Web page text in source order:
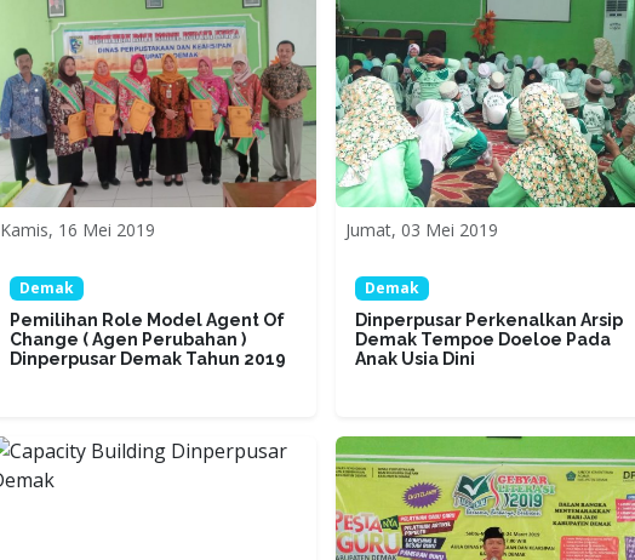
Kamis, 16 Mei 2019
Demak
Pemilihan Role Model Agent Of
Change ( Agen Perubahan )
Dinperpusar Demak Tahun 2019
Jumat, 03 Mei 2019
Demak
Dinperpusar Perkenalkan Arsip
Demak Tempoe Doeloe Pada
Anak Usia Dini